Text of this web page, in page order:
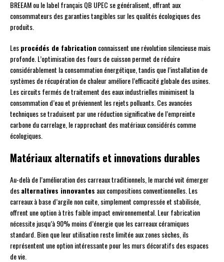
BREEAM ou le label français QB UPEC se généralisent, offrant aux
consommateurs des garanties tangibles sur les qualités écologiques des
produits.
Lesprocédés de fabrication connaissent une révolution silencieuse mais
profonde. L’optimisation des fours de cuisson permet de réduire
considérablement la consommation énergétique, tandis que l’installation de
systèmes de récupération de chaleur améliore l’efficacité globale des usines.
Les circuits fermés de traitement des eaux industrielles minimisent la
consommation d’eau et préviennent les rejets polluants. Ces avancées
techniques se traduisent par une réduction significative de l’empreinte
carbone du carrelage, le rapprochant des matériaux considérés comme
écologiques.
Matériaux alternatifs et innovations durables
Au-delà de l’amélioration des carreaux traditionnels, le marché voit émerger
desalternatives innovantes aux compositions conventionnelles. Les
carreaux à base d’argile non cuite, simplement compressée et stabilisée,
offrent une option à très faible impact environnemental. Leur fabrication
nécessite jusqu’à 90% moins d’énergie que les carreaux céramiques
standard. Bien que leur utilisation reste limitée aux zones sèches, ils
représentent une option intéressante pour les murs décoratifs des espaces
de vie.